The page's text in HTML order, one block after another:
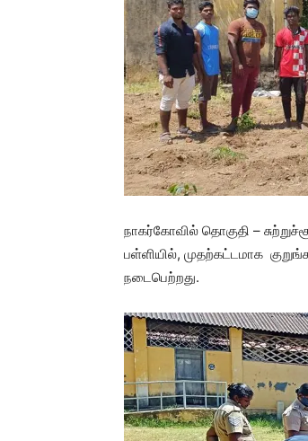
நாகர்கோவில் தொகுதி –
பள்ளியில், முதற்கட்டமாக
நடைபெற்றது.